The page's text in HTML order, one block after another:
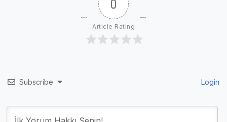
0
Article Rating
Subscribe Login